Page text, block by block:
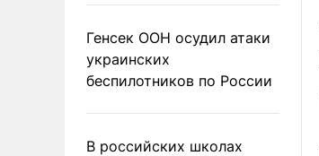
Генсек ООН осудил атаки
украинских
беспилотников по России
В российских школах